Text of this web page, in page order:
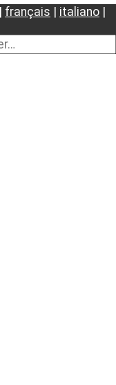
français italiano